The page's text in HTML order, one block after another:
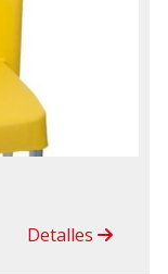
Detalles